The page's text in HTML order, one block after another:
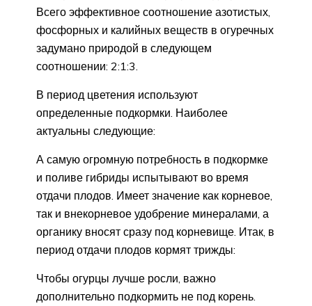
Всего эффективное соотношение азотистых,
фосфорных и калийных веществ в огуречных
задумано природой в следующем
соотношении: 2:1:3.
В период цветения используют
определенные подкормки. Наиболее
актуальны следующие:
А самую огромную потребность в подкормке
и поливе гибриды испытывают во время
отдачи плодов. Имеет значение как корневое,
так и внекорневое удобрение минералами, а
органику вносят сразу под корневище. Итак, в
период отдачи плодов кормят трижды:
Чтобы огурцы лучше росли, важно
дополнительно подкормить не под корень.